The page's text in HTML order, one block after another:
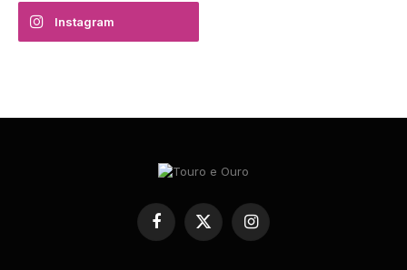
Instagram
Facebook
X
(Twitter)
Instagram